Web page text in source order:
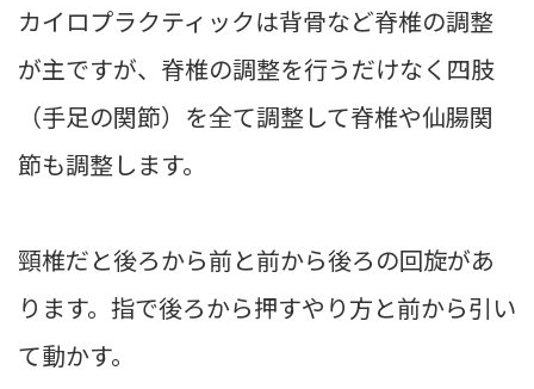
カイロプラクティックは背骨など脊椎の調整
が主ですが、脊椎の調整を行うだけなく四肢
（手足の関節）を全て調整して脊椎や仙腸関
節も調整します。
頸椎だと後ろから前と前から後ろの回旋があ
ります。指で後ろから押すやり方と前から引い
て動かす。